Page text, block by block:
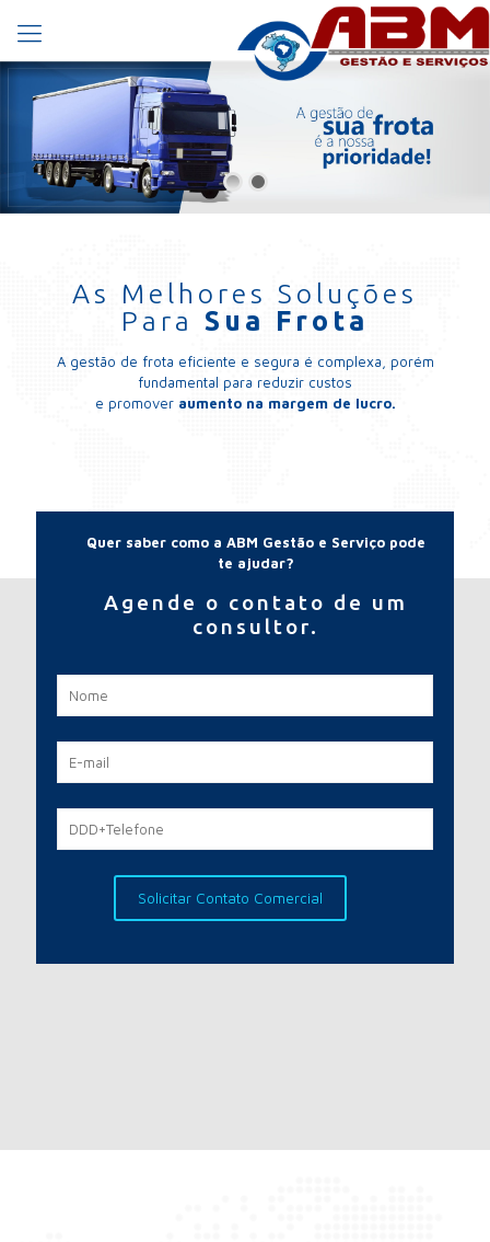
As Melhores Soluções
Para Sua Frota
A gestão de frota eficiente e segura é complexa, porém
fundamental para reduzir custos
e promover aumento na margem de lucro.
Quer saber como a ABM Gestão e Serviço pode
te ajudar?
Agende o contato de um
consultor.